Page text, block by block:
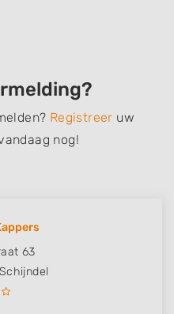
Registreer uw
nog!
63
Schijndel